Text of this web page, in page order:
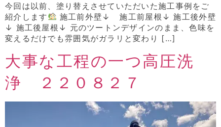
今回は以前、塗り替えさせていただいた施工事例をご
紹介します
施工前外壁↓ 施工前屋根↓ 施工後外壁
↓ 施工後屋根↓ 元のツートンデザインのまま、色味を
変えるだけでも雰囲気がガラリと変わり […]
大事な工程の一つ高圧洗
浄 ２２０８２７